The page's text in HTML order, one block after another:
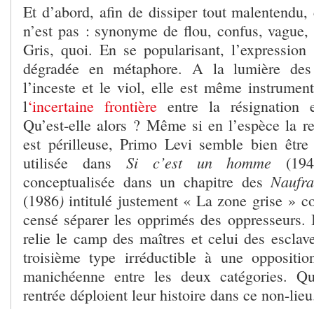
Et d’abord, afin de dissiper tout
n’est pas : synonyme de flou, confus,
Gris, quoi. En se popularisant, l’expression
dégradée en métaphore. A la lumière
l’inceste et le viol, elle est même
l‘incertaine frontière entre la résignation
Qu’est-elle alors ? Même si en l’espèce la
est périlleuse, Primo Levi semble bien
utilisée dans Si c’est un homme
conceptualisée dans un chapitre des
(1986)intitulé justement « La zone grise »
censé séparer les opprimés des
relie le camp des maîtres et celui des
troisième type irréductible à une
manichéenne entre les deux catégories.
rentrée déploient leur histoire dans ce non-